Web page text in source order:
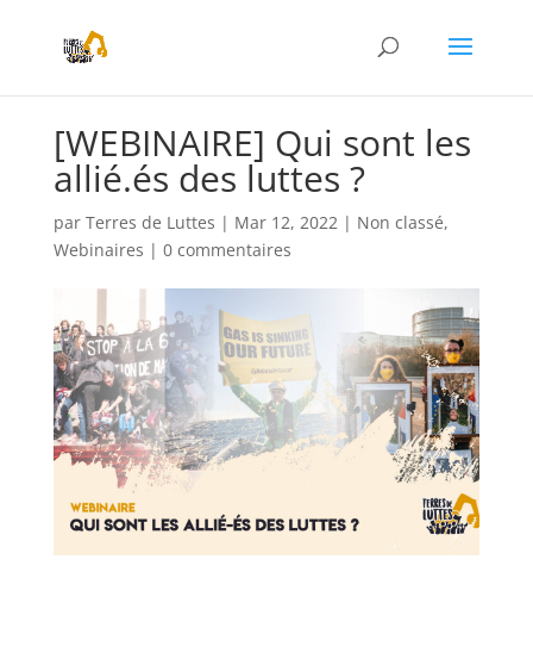
[WEBINAIRE] Qui sont les
allié.és des luttes ?
par Terres de Luttes | Mar 12, 2022| Non classé,
Webinaires | 0 commentaires